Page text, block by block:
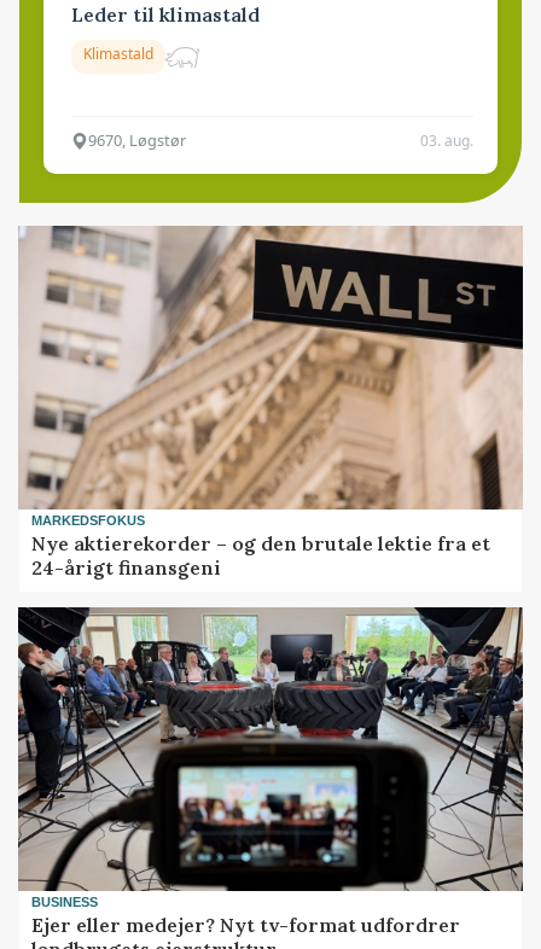
Leder til klimastald
Klimastald
9670, Løgstør 03. aug.
MARKEDSFOKUS
Nye aktierekorder – og den brutale lektie fra et
24-årigt finansgeni
BUSINESS
Ejer eller medejer? Nyt tv-format udfordrer